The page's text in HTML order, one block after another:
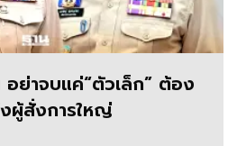
ย่าจบแค่“ตัวเล็ก” ต้อง
ผู้สั่งการใหญ่